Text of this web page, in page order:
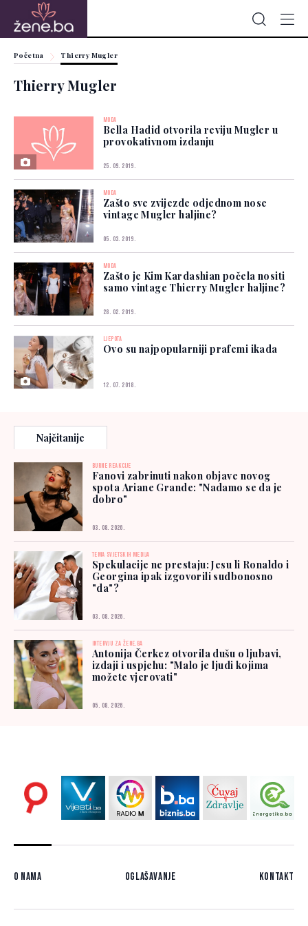
Početna Thierry Mugler
Thierry Mugler
MODA
Bella Hadid otvorila reviju Mugler u
provokativnom izdanju
25. 09. 2019.
MODA
Zašto sve zvijezde odjednom nose
vintage Mugler haljine?
05. 03. 2019.
MODA
Zašto je Kim Kardashian počela nositi
samo vintage Thierry Mugler haljine?
28. 02. 2019.
LJEPOTA
Ovo su najpopularniji prafemi ikada
12. 07. 2018.
Najčitanije
BURNE REAKCIJE
Fanovi zabrinuti nakon objave novog
spota Ariane Grande: "Nadamo se da je
dobro"
03. 08. 2026.
TEMA SVJETSKIH MEDIJA
Spekulacije ne prestaju: Jesu li Ronaldo i
Georgina ipak izgovorili sudbonosno
"da"?
03. 08. 2026.
INTERVJU ZA ŽENE.BA
Antonija Čerkez otvorila dušu o ljubavi,
izdaji i uspjehu: "Malo je ljudi kojima
možete vjerovati"
05. 08. 2026.
O nama Oglašavanje Kontakt